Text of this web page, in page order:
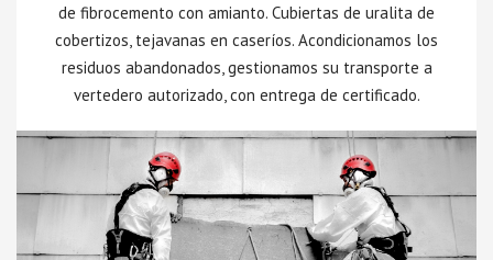
de fibrocemento con amianto. Cubiertas de uralita de
cobertizos, tejavanas en caseríos. Acondicionamos los
residuos abandonados, gestionamos su transporte a
vertedero autorizado, con entrega de certificado.